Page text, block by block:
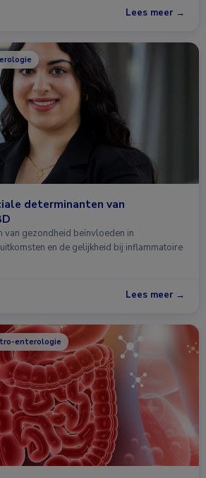
Lees meer →
determinanten van
van gezondheid beïnvloeden in
en de gelijkheid bij inflammatoire
Lees meer →
enterologie